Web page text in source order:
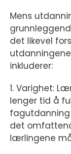
Mens
det likevel
inkluderer:
1. Varighet:
lenger tid å
fagutdanning
det
lærlingene